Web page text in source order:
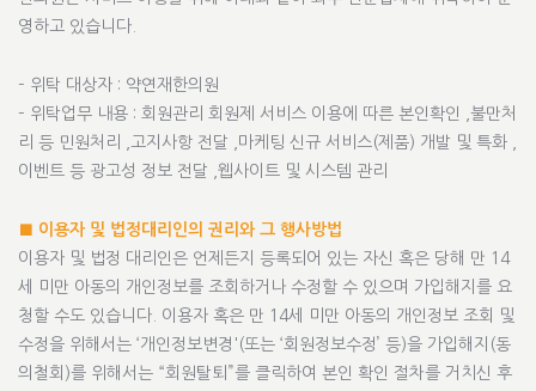
영하고 있습니다.
– 위탁 대상자 : 약연재한의원
– 위탁업무 내용 : 회원관리 회원제 서비스 이용에 따른 본인확인 ,불만처
리 등 민원처리 ,고지사항 전달 ,마케팅 신규 서비스(제품) 개발 및 특화 ,
이벤트 등 광고성 정보 전달 ,웹사이트 및 시스템 관리
■ 이용자 및 법정대리인의 권리와 그 행사방법
이용자 및 법정 대리인은 언제든지 등록되어 있는 자신 혹은 당해 만 14
세 미만 아동의 개인정보를 조회하거나 수정할 수 있으며 가입해지를 요
청할 수도 있습니다. 이용자 혹은 만 14세 미만 아동의 개인정보 조회 및
수정을 위해서는 ‘개인정보변경'(또는 ‘회원정보수정’ 등)을 가입해지(동
의철회)를 위해서는 “회원탈퇴”를 클릭하여 본인 확인 절차를 거치신 후